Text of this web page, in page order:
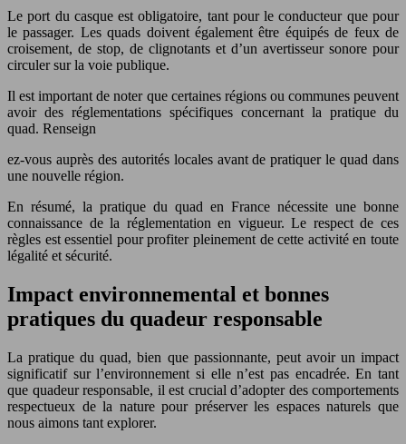
Le port du casque est obligatoire, tant pour le conducteur que pour
le passager. Les quads doivent également être équipés de feux de
croisement, de stop, de clignotants et d’un avertisseur sonore pour
circuler sur la voie publique.
Il est important de noter que certaines régions ou communes peuvent
avoir des réglementations spécifiques concernant la pratique du
quad. Renseign
ez-vous auprès des autorités locales avant de pratiquer le quad dans
une nouvelle région.
En résumé, la pratique du quad en France nécessite une bonne
connaissance de la réglementation en vigueur. Le respect de ces
règles est essentiel pour profiter pleinement de cette activité en toute
légalité et sécurité.
Impact environnemental et bonnes
pratiques du quadeur responsable
La pratique du quad, bien que passionnante, peut avoir un impact
significatif sur l’environnement si elle n’est pas encadrée. En tant
que quadeur responsable, il est crucial d’adopter des comportements
respectueux de la nature pour préserver les espaces naturels que
nous aimons tant explorer.